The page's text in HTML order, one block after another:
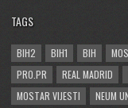
TAGS
BIH2 BIH1 BIH
PRO.PR
REAL MADRID
MOSTAR VIJESTI
NEUM